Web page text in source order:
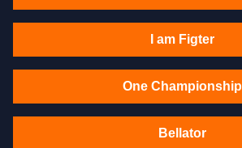
I am Figter
One Championship
Bellator